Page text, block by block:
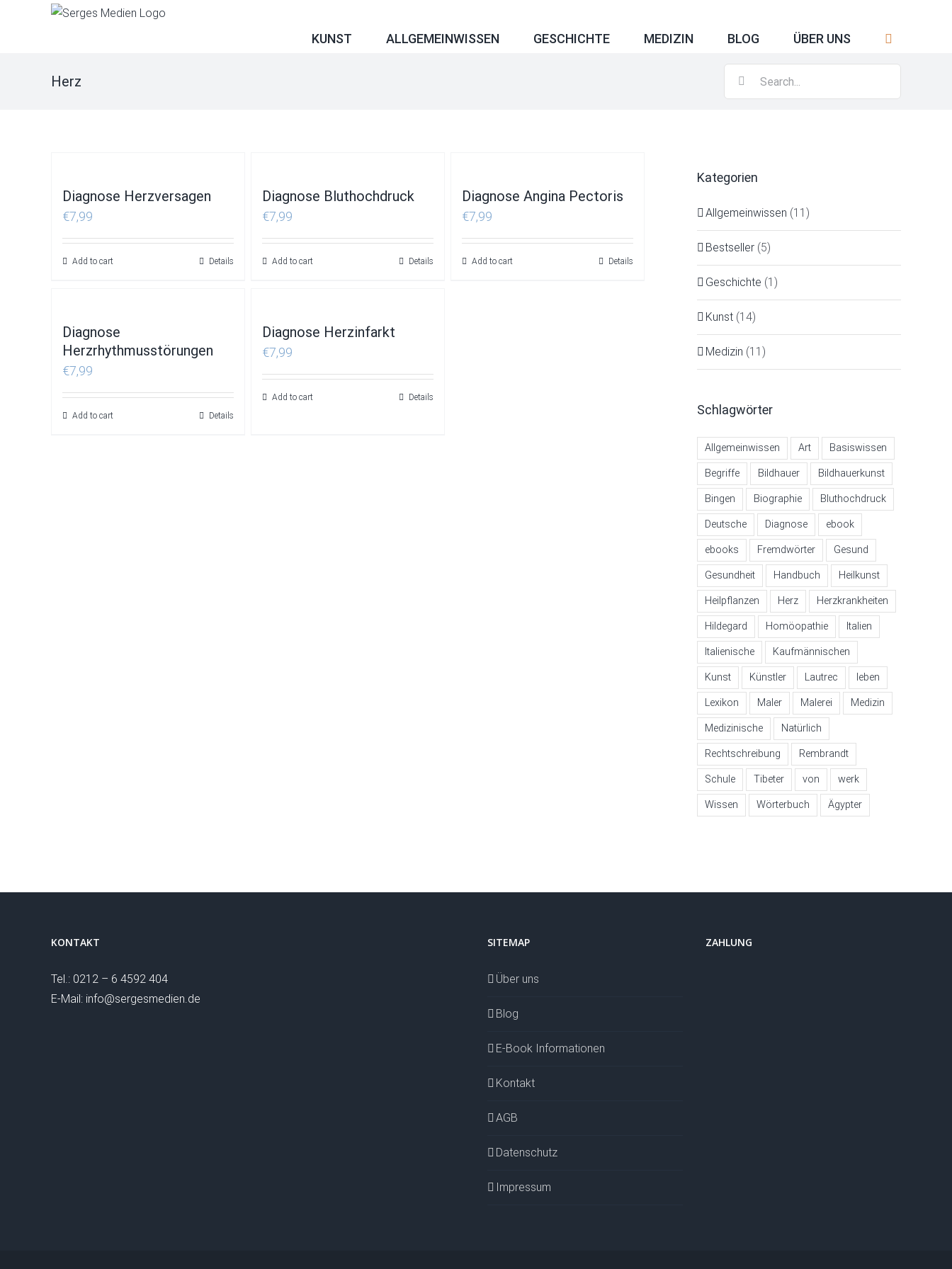
KUNST ALLGEMEINWISSEN GESCHICHTE MEDIZIN BLOG ÜBER UNS
Herz
Diagnose Herzversagen
€7,99
Add to cart Details
Diagnose Bluthochdruck
€7,99
Add to cart Details
Diagnose Angina Pectoris
€7,99
Add to cart Details
Diagnose
Herzrhythmusstörungen
€7,99
Add to cart Details
Diagnose Herzinfarkt
€7,99
Add to cart Details
Kategorien
Allgemeinwissen (11)
Bestseller (5)
Geschichte (1)
Kunst (14)
Medizin (11)
Schlagwörter
Allgemeinwissen Art Basiswissen
Begriffe Bildhauer Bildhauerkunst
Bingen Biographie Bluthochdruck
Deutsche Diagnose ebook
ebooks Fremdwörter Gesund
Gesundheit Handbuch Heilkunst
Heilpflanzen Herz Herzkrankheiten
Hildegard Homöopathie Italien
Italienische Kaufmännischen
Kunst Künstler Lautrec leben
Lexikon Maler Malerei Medizin
Medizinische Natürlich
Rechtschreibung Rembrandt
Schule Tibeter von werk
Wissen Wörterbuch Ägypter
KONTAKT
Tel.: 0212 – 6 4592 404
E-Mail: info@sergesmedien.de
SITEMAP
Über uns
Blog
E-Book Informationen
Kontakt
AGB
Datenschutz
Impressum
ZAHLUNG